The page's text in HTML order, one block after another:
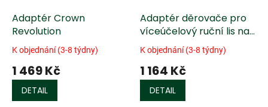
Adaptér Crown
Revolution
K objednání (3-8 týdny)
1 469 Kč
DETAIL
Adaptér děrovače pro
víceúčelový ruční lis na
kůži Craftplus
K objednání (3-8 týdny)
1 164 Kč
DETAIL